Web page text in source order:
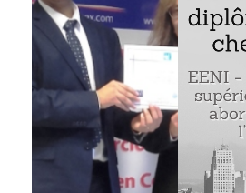
Faire des affaires à Mumbai :
de l’Inde (Bharat)
L’industrie
(Bollywood)
Étude de cas : Yash Raj
Navi Mumbai : la plus
monde